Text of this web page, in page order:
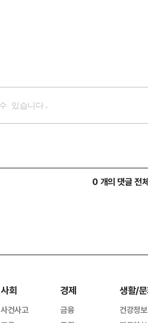
0 개의 댓글 전
사회
사건사고
경제
금융
생활/
건강정보